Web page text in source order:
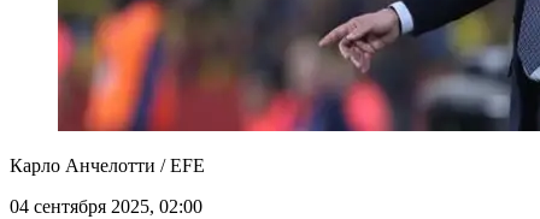
Карло Анчелотти / EFE
04 сентября 2025, 02:00